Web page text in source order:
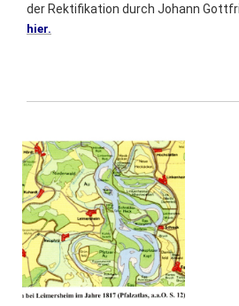
der Rektifikation durch Johann
hier.